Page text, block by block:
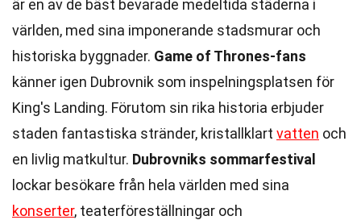
är en av de bäst bevarade medeltida städerna i
världen, med sina imponerande stadsmurar och
historiska byggnader. Game of Thrones-fans
känner igen Dubrovnik som inspelningsplatsen för
King's Landing. Förutom sin rika historia erbjuder
staden fantastiska stränder, kristallklart vatten och
en livlig matkultur. Dubrovniks sommarfestival
lockar besökare från hela världen med sina
konserter, teaterföreställningar och